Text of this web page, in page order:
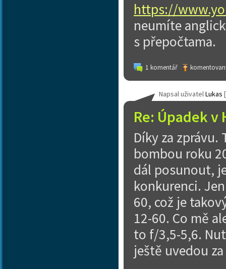
https://
neumíte
s přepočtama.
1 komentář
Re: Úpadek
Napsal uživatelLukas [
Díky za zprávu.
bombou roku
dál posunout,
konkurenci.
60, což je
12-60. Co mě
to f/3,5-5,6.
ještě uvedou